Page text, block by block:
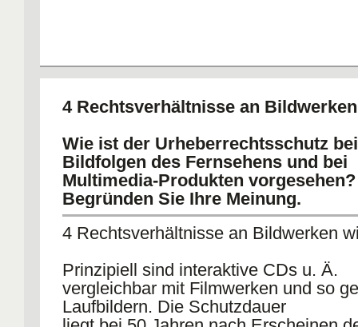
4 Rechtsverhältnisse an
Wie ist der Urheberrechtsschutz bei
Bildfolgen des Fernsehens und bei
Multimedia-Produkten vorgesehen?
Begründen Sie Ihre Meinung.
4 Rechtsverhältnisse an Bildwerken
Prinzipiell sind interaktive CDs u. Ä.
vergleichbar mit Filmwerken und so
Laufbildern. Die Schutzdauer